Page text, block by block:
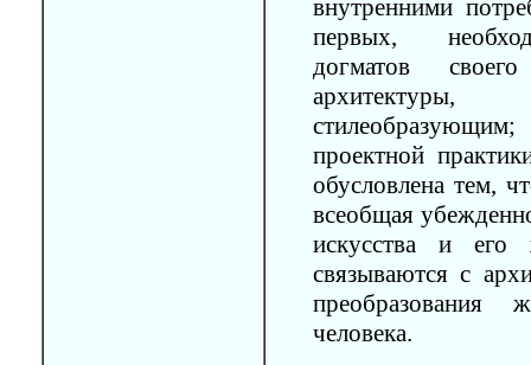
внутренними
первых,
догматов
архитектуры,
стилеобразующим;
проектной
обусловлена тем,
всеобщая
искусства и его
связываются с
преобразования
человека.